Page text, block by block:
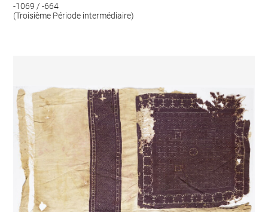
-1069 / -664
(Troisième Période intermédiaire)